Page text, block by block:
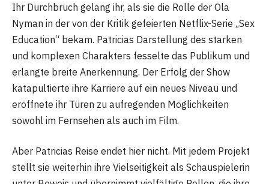
Ihr Durchbruch gelang ihr, als sie die Rolle der Ola
Nyman in der von der Kritik gefeierten Netflix-Serie „Sex
Education“ bekam. Patricias Darstellung des starken
und komplexen Charakters fesselte das Publikum und
erlangte breite Anerkennung. Der Erfolg der Show
katapultierte ihre Karriere auf ein neues Niveau und
eröffnete ihr Türen zu aufregenden Möglichkeiten
sowohl im Fernsehen als auch im Film.
Aber Patricias Reise endet hier nicht. Mit jedem Projekt
stellt sie weiterhin ihre Vielseitigkeit als Schauspielerin